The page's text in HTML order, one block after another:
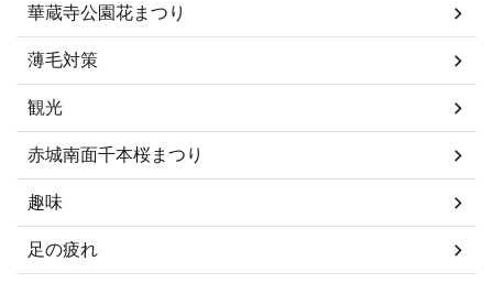
華蔵寺公園花まつり
薄毛対策
観光
赤城南面千本桜まつり
趣味
足の疲れ